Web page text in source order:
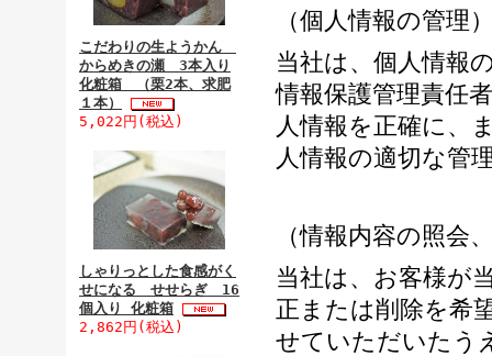
こだわりの生ようかん
からめきの瀬 3本入り
化粧箱 （栗2本、求肥
１本）
5,022円(税込)
しゃりっとした食感がく
せになる せせらぎ 16
個入り 化粧箱
2,862円(税込)
（個人情報の管理
当社は、個人情報
情報保護管理責任
人情報を正確に、
人情報の適切な管
（情報内容の照会
当社は、お客様が
正または削除を希
せていただいたう